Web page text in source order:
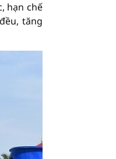
hạn chế
tăng